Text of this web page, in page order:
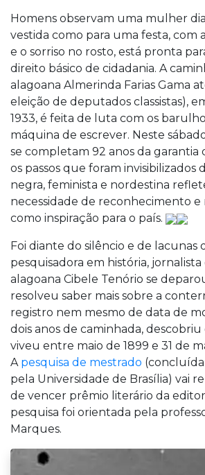
Homens observam uma mulher
vestida como para uma festa, com
e o sorriso no rosto, está pronta
direito básico de cidadania. A
alagoana Almerinda Farias Gama
eleição de deputados classistas),
1933, é feita de luta com os
máquina de escrever. Neste
se completam 92 anos da garantia
os passos que foram invisibilizados
negra, feminista e nordestina
necessidade de reconhecimento e
como inspiração para o país.
Foi diante do silêncio e de lacunas
pesquisadora em história,
alagoana Cibele Tenório se
resolveu saber mais sobre a
registro nem mesmo de data de
dois anos de caminhada,
viveu entre maio de 1899 e 31 de
A pesquisa de mestrado
pela Universidade de Brasília) vai
de vencer prêmio literário da
pesquisa foi orientada pela
Marques.